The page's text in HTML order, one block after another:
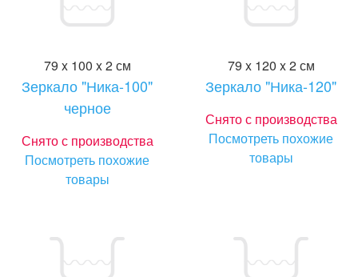
79 x 100 x 2 см
Зеркало "Ника-100"
черное
Снято с производства
Посмотреть похожие
товары
79 x 120 x 2 см
Зеркало "Ника-120"
Снято с производства
Посмотреть похожие
товары